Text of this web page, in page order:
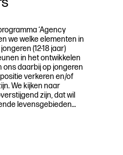
‘Agency
we welke elementen in
(12-18 jaar)
in het ontwikkelen
ons daarbij op jongeren
verkeren en/of
We kijken naar
zijn, dat wil
levensgebieden…